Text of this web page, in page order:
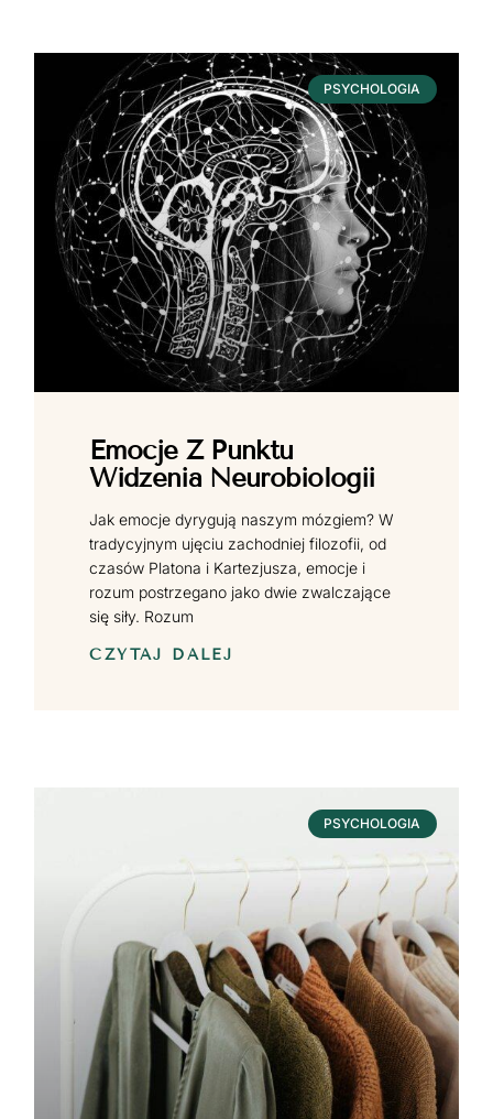
PSYCHOLOGIA
Emocje Z Punktu
Widzenia Neurobiologii
Jak emocje dyrygują naszym mózgiem? W
tradycyjnym ujęciu zachodniej filozofii, od
czasów Platona i Kartezjusza, emocje i
rozum postrzegano jako dwie zwalczające
się siły. Rozum
CZYTAJ DALEJ
PSYCHOLOGIA